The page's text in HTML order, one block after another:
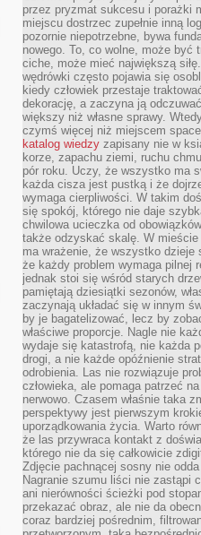
przez pryzmat sukcesu i porażki
miejscu dostrzec zupełnie inną
pozornie niepotrzebne, bywa
nowego. To, co wolne, może być
ciche, może mieć największą
wędrówki często pojawia się
kiedy człowiek przestaje
dekorację, a zaczyna ją
większy niż własne sprawy.
czymś więcej niż miejscem
katalog wiedzy zapisany nie w
korze, zapachu ziemi, ruchu
pór roku. Uczy, że wszystko ma
każda cisza jest pustką i że
wymaga cierpliwości. W takim
się spokój, którego nie daje
chwilowa ucieczka od
także odzyskać skalę. W mieście
ma wrażenie, że wszystko dzieje
że każdy problem wymaga pilnej
jednak stoi się wśród starych
pamiętają dziesiątki sezonów,
zaczynają układać się w innym
by je bagatelizować, lecz by
właściwe proporcje. Nagle nie
wydaje się katastrofą, nie każda
drogi, a nie każde opóźnienie
odrobienia. Las nie rozwiązuje
człowieka, ale pomaga patrzeć
nerwowo. Czasem właśnie taka
perspektywy jest pierwszym
uporządkowania życia. Warto
że las przywraca kontakt z
którego nie da się całkowicie
Zdjęcie pachnącej sosny nie
Nagranie szumu liści nie zastąpi
ani nierówności ścieżki pod
przekazać obraz, ale nie da
coraz bardziej pośrednim,